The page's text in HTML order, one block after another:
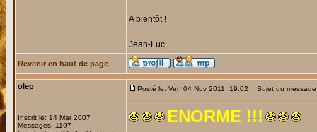
A bientôt !
Jean-Luc.
Revenir en haut de page
olep
Inscrit le: 14 Mar 2007
Messages: 1197
Posté le: Ven 04 Nov 2011, 19:02 Sujet du
ENORME !!!